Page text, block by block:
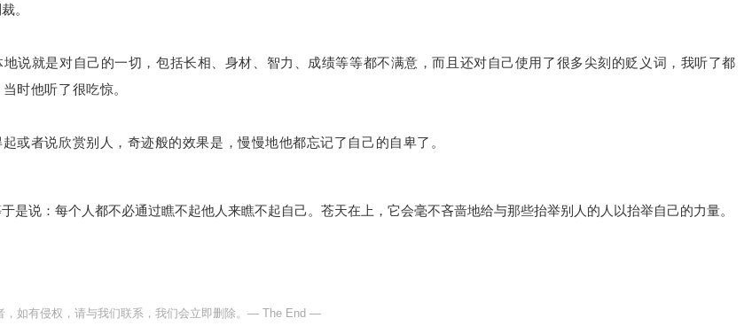
。
说就是对自己的一切，包括长相、身材、智力、成绩等等都不满意，而且还对自己使用了很多尖刻的贬义词，我听了都
时他听了很吃惊。
或者说欣赏别人，奇迹般的效果是，慢慢地他都忘记了自己的自卑了。
说：每个人都不必通过瞧不起他人来瞧不起自己。苍天在上，它会毫不吝啬地给与那些抬举别人的人以抬举自己的力量。
如有侵权，请与我们联系，我们会立即删除。 — The End —